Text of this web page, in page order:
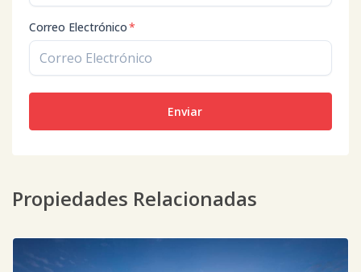
Correo Electrónico*
Enviar
Propiedades Relacionadas